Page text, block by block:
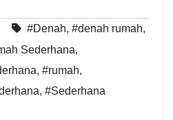
#Denah, #denah rumah,
Sederhana,
, #rumah,
, #Sederhana